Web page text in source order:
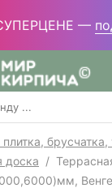
—
доска /
Венге